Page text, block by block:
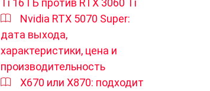
Ti 16 ГБ против RTX 3060 Ti
Nvidia RTX 5070 Super:
дата выхода,
характеристики, цена и
производительность
X670 или X870: подходит